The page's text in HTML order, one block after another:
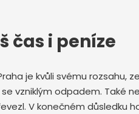
čas i peníze
je kvůli svému
vzniklým odpadem. Také
V konečném důsledku